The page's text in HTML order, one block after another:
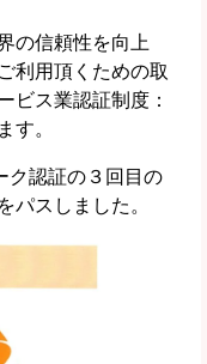
の信頼性を向上
利用頂くための取
ビス業認証制度：
す。
ク認証の３回目の
パスしました。